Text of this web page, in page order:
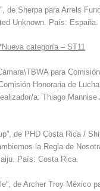
de Sherpa para Arrels
Unknown. País: España.
categoría – ST11
para
Honoraria de
a: Thiago Mannise
de PHD Costa Rica /
la Regla de
País: Costa Rica.
de Archer Troy México